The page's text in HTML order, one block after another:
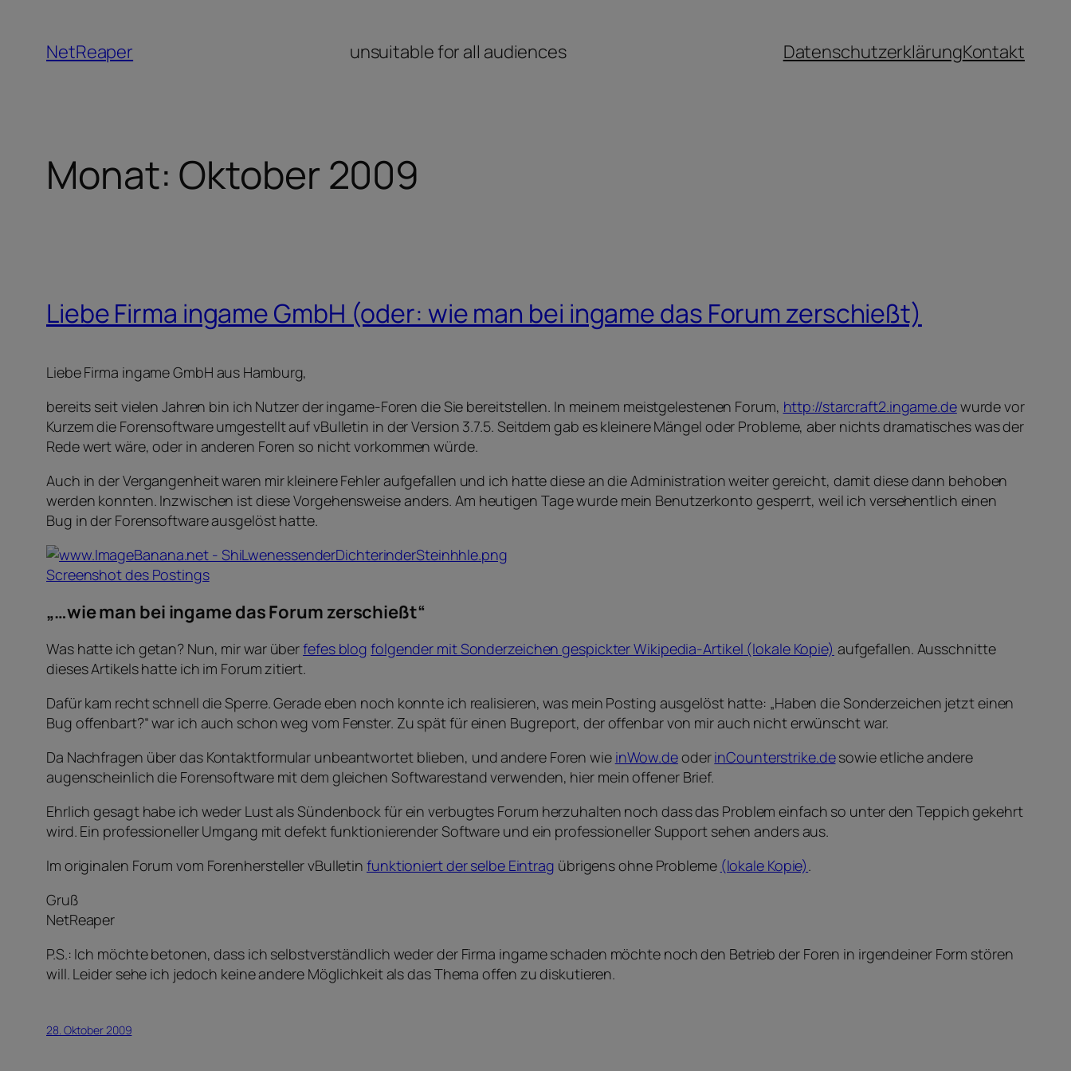
Inhalt
springen
NetReaper unsuitable for all audiences DatenschutzerklärungKontakt
Monat: Oktober 2009
Liebe Firma ingame GmbH (oder: wie man bei ingame das Forum zerschießt)
Liebe Firma ingame GmbH aus Hamburg,
bereits seit vielen Jahren bin ich Nutzer der ingame-Foren die Sie bereitstellen. In meinem meistgelestenen Forum, http://starcraft2.ingame.dewurde vor
Kurzem die Forensoftware umgestellt auf vBulletin in der Version 3.7.5. Seitdem gab es kleinere Mängel oder Probleme, aber nichts dramatisches was der
Rede wert wäre, oder in anderen Foren so nicht vorkommen würde.
Auch in der Vergangenheit waren mir kleinere Fehler aufgefallen und ich hatte diese an die Administration weiter gereicht, damit diese dann behoben
werden konnten. Inzwischen ist diese Vorgehensweise anders. Am heutigen Tage wurde mein Benutzerkonto gesperrt, weil ich versehentlich einen
Bug in der Forensoftware ausgelöst hatte.
Screenshot des Postings
„…wie man bei ingame das Forum zerschießt“
Was hatte ich getan? Nun, mir war überfefes blog folgender mit Sonderzeichen gespickter Wikipedia-Artikel (lokale Kopie) aufgefallen. Ausschnitte
dieses Artikels hatte ich im Forum zitiert.
Dafür kam recht schnell die Sperre. Gerade eben noch konnte ich realisieren, was mein Posting ausgelöst hatte: „Haben die Sonderzeichen jetzt einen
Bug offenbart?“ war ich auch schon weg vom Fenster. Zu spät für einen Bugreport, der offenbar von mir auch nicht erwünscht war.
Da Nachfragen über das Kontaktformular unbeantwortet blieben, und andere Foren wie inWow.deoderinCounterstrike.desowie etliche andere
augenscheinlich die Forensoftware mit dem gleichen Softwarestand verwenden, hier mein offener Brief.
Ehrlich gesagt habe ich weder Lust als Sündenbock für ein verbugtes Forum herzuhalten noch dass das Problem einfach so unter den Teppich gekehrt
wird. Ein professioneller Umgang mit defekt funktionierender Software und ein professioneller Support sehen anders aus.
Im originalen Forum vom Forenhersteller vBulletin funktioniert der selbe Eintrag übrigens ohne Probleme (lokale Kopie).
Gruß
NetReaper
P.S.: Ich möchte betonen, dass ich selbstverständlich weder der Firma ingame schaden möchte noch den Betrieb der Foren in irgendeiner Form stören
will. Leider sehe ich jedoch keine andere Möglichkeit als das Thema offen zu diskutieren.
28. Oktober 2009